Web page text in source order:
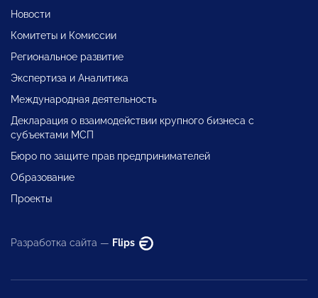
Новости
Комитеты и Комиссии
Региональное развитие
Экспертиза и Аналитика
Международная деятельность
Декларация о взаимодействии крупного бизнеса с
субъектами МСП
Бюро по защите прав предпринимателей
Образование
Проекты
Разработка сайта — Flips